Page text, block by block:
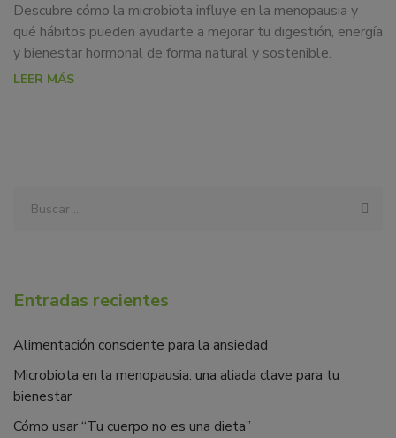
Descubre cómo la microbiota influye en la menopausia y
qué hábitos pueden ayudarte a mejorar tu digestión, energía
y bienestar hormonal de forma natural y sostenible.
LEER MÁS
Entradas recientes
Alimentación consciente para la ansiedad
Microbiota en la menopausia: una aliada clave para tu
bienestar
Cómo usar “Tu cuerpo no es una dieta”